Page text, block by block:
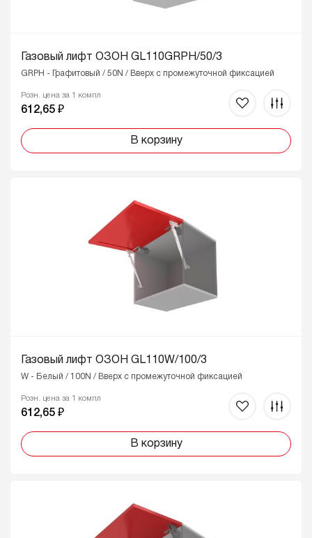
Газовый лифт ОЗОН GL110GRPH/50/3
GRPH - Графитовый / 50N / Вверх с промежуточной фиксацией
Розн. цена за 1 компл
612,65 ₽
В корзину
Газовый лифт ОЗОН GL110W/100/3
W - Белый / 100N / Вверх с промежуточной фиксацией
Розн. цена за 1 компл
612,65 ₽
В корзину